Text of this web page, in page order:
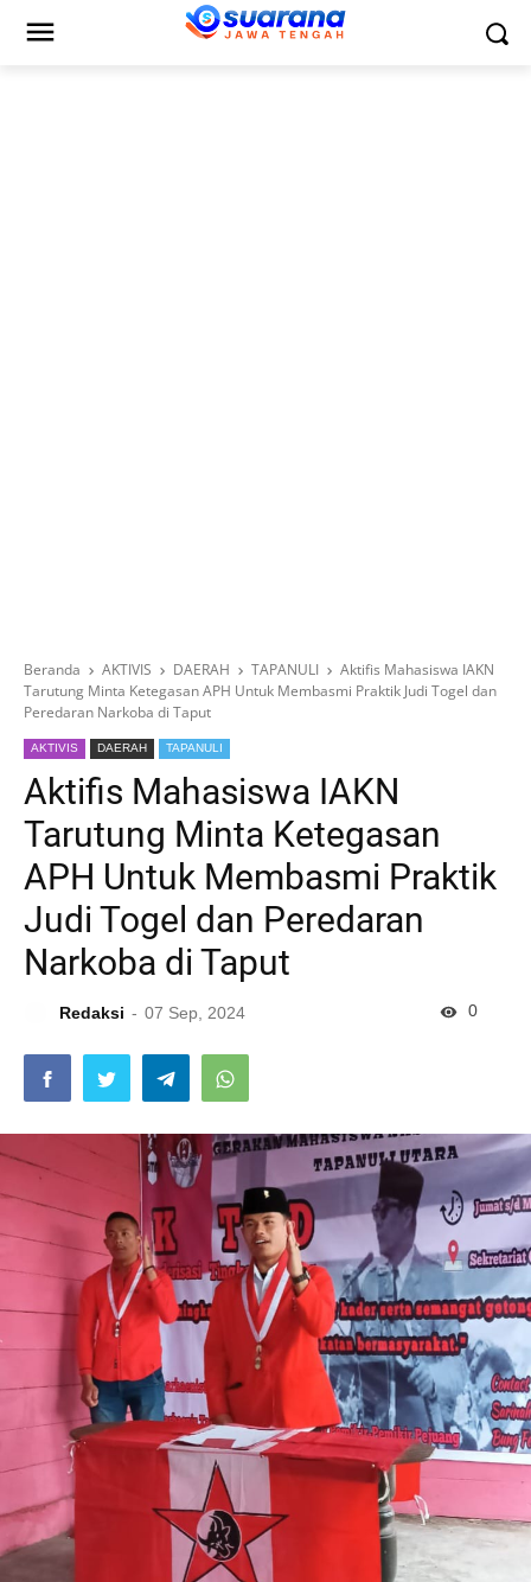
Beranda AKTIVIS DAERAH TAPANULI
Aktifis Mahasiswa IAKN
Tarutung Minta Ketegasan APH Untuk Membasmi Praktik Judi Togel dan
Peredaran Narkoba di Taput
AKTIVIS DAERAH TAPANULI
Aktifis Mahasiswa IAKN
Tarutung Minta Ketegasan
APH Untuk Membasmi Praktik
Judi Togel dan Peredaran
Narkoba di Taput
Redaksi 07 Sep, 2024 0